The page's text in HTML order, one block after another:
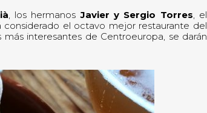
, los hermanosJavier y Sergio Torres, el
el octavo mejor restaurante del
interesantes de Centroeuropa, se darán